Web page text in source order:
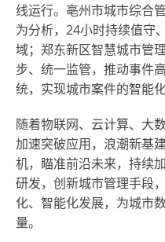
线运行。亳州市城市综合
为分析，24小时持续值守
域；郑东新区智慧城市管
步、统一监管，推动事件
统，实现城市案件的智能
随着物联网、云计算、大
加速突破应用，浪潮新基
机，瞄准前沿未来，持续
研发，创新城市管理手段
化、智能化发展，为城市
量。